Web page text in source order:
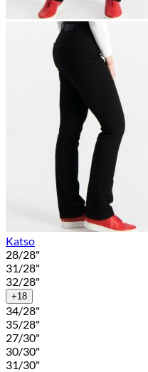
Katso
28/28"
31/28"
32/28"
+18
34/28"
35/28"
27/30"
30/30"
31/30"